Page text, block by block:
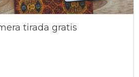
tirada gratis